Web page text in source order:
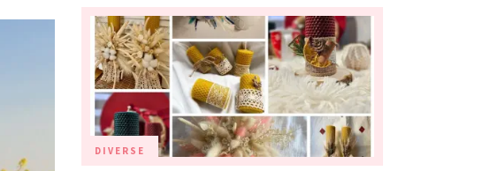
DIVERSE